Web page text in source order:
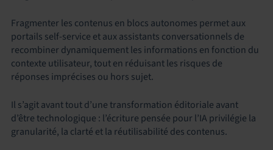
Fragmenter les contenus en blocs autonomes permet aux
portails self-service et aux assistants conversationnels de
recombiner dynamiquement les informations en fonction du
contexte utilisateur, tout en réduisant les risques de
réponses imprécises ou hors sujet.
Il s’agit avant tout d’une transformation éditoriale avant
d’être technologique : l’écriture pensée pour l’IA privilégie la
granularité, la clarté et la réutilisabilité des contenus.